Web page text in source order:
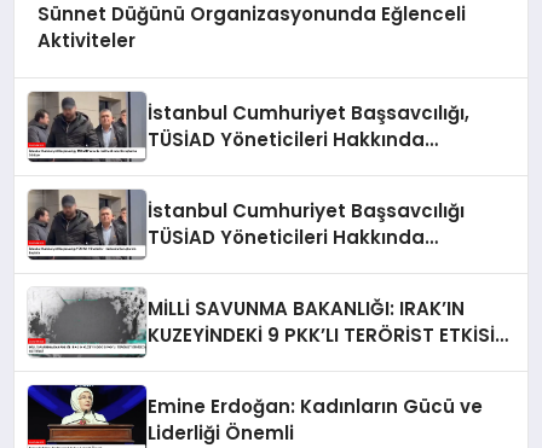
Sünnet Düğünü Organizasyonunda Eğlenceli
Aktiviteler
İstanbul Cumhuriyet Başsavcılığı,
TÜSİAD Yöneticileri Hakkında
İstanbul Cumhuriyet Başsavcılığı
TÜSİAD Yöneticileri Hakkında
MİLLİ SAVUNMA BAKANLIĞI: IRAK’IN
KUZEYİNDEKİ 9 PKK’LI TERÖRİST ETKİSİZ
Emine Erdoğan: Kadınların Gücü ve
Liderliği Önemli